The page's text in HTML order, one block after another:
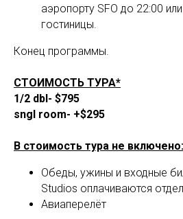
аэропорту SFO до 22:00
гостиницы.
Конец программы.
СТОИМОСТЬ ТУРА*
1/2 dbl- $795
sngl room- +$295
В стоимость тура не включено:
Обеды, ужины и входные
Studios оплачиваются
Авиаперелёт